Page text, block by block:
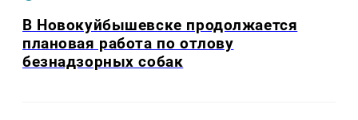
В Новокуйбышевске продолжается
плановая работа по отлову
безнадзорных собак